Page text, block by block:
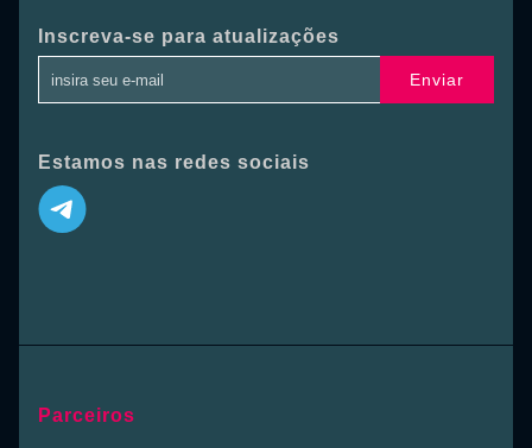
Inscreva-se para atualizações
Enviar
Estamos nas redes sociais
Parceiros